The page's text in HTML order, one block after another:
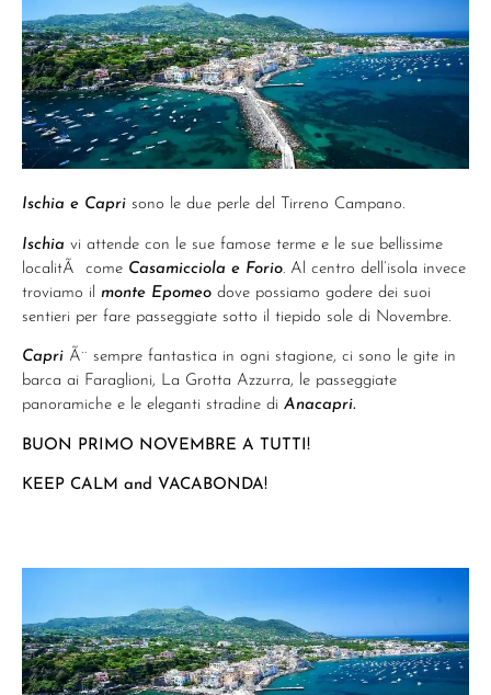
Ischia e Capri sono le due perle del Tirreno Campano.
Ischia vi attende con le sue famose terme e le sue bellissime
localitÃ come Casamicciola e Forio. Al centro dell’isola invece
troviamo il monte Epomeo dove possiamo godere dei suoi
sentieri per fare passeggiate sotto il tiepido sole di Novembre.
Capri Ã¨ sempre fantastica in ogni stagione, ci sono le gite in
barca ai Faraglioni, La Grotta Azzurra, le passeggiate
panoramiche e le eleganti stradine di Anacapri.
BUON PRIMO NOVEMBRE A TUTTI!
KEEP CALM and VACABONDA!